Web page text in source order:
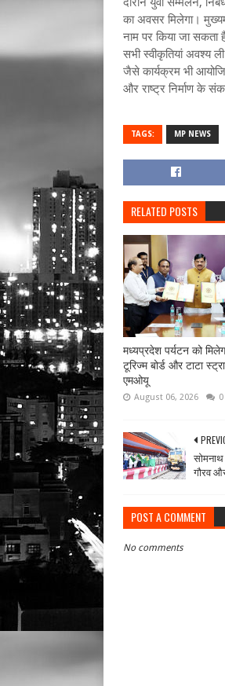
का अवसर मिलेगा।
नाम पर किया जा
सभी स्वीकृतियां अवश्य
जैसे कार्यक्रम भी
और राष्ट्र निर्माण के
TAGS: MP NEWS
RELATED POSTS
मध्यप्रदेश पर्यटन को
टूरिज्म बोर्ड और टाटा
एमओयू
August 06, 2026 0
सोमनाथ
गौरव
POST A COMMENT
No comments